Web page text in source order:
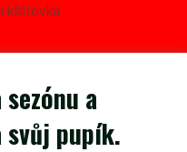
kšiltovka
a
pupík.